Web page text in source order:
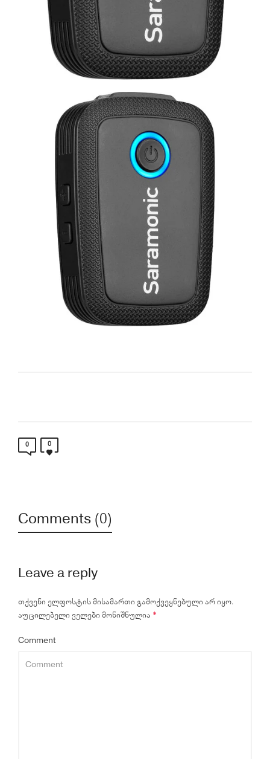
0 0
Comments (0)
Leave a reply
თქვენი ელფოსტის მისამართი გამოქვეყნებული არ იყო.
აუცილებელი ველები მონიშნულია *
Comment